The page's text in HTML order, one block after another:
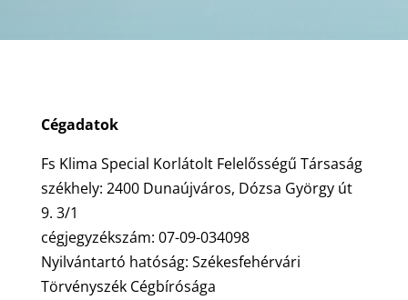
Cégadatok
Fs Klima Special Korlátolt Felelősségű Társaság
székhely: 2400 Dunaújváros, Dózsa György út
9. 3/1
cégjegyzékszám: 07-09-034098
Nyilvántartó hatóság: Székesfehérvári
Törvényszék Cégbírósága